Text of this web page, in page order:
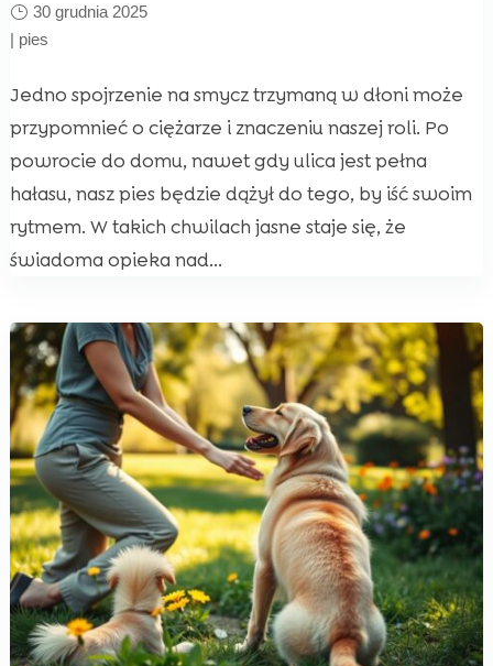
30 grudnia 2025
| pies
Jedno spojrzenie na smycz trzymaną w dłoni może
przypomnieć o ciężarze i znaczeniu naszej roli. Po
powrocie do domu, nawet gdy ulica jest pełna
hałasu, nasz pies będzie dążył do tego, by iść swoim
rytmem. W takich chwilach jasne staje się, że
świadoma opieka nad...